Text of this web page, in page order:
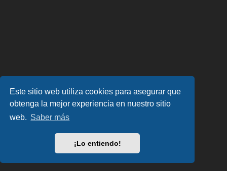
Este sitio web utiliza cookies para asegurar que
obtenga la mejor experiencia en nuestro sitio
web. Saber más
¡Lo entiendo!